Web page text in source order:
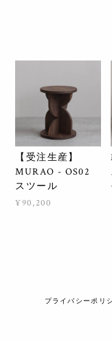
【受注生産】
MURAO - OS02
スツール
¥90,200
プライバシーポリ